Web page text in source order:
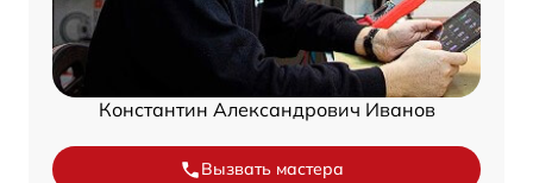
Константин Александрович Иванов
Вызвать мастера